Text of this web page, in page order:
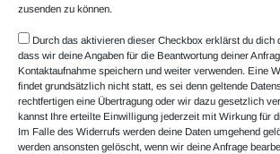
zusenden zu können.
Durch das aktivieren dieser Checkbox erklärst du dich
dass wir deine Angaben für die Beantwortung deiner
Kontaktaufnahme speichern und weiter verwenden. Eine
findet grundsätzlich nicht statt, es sei denn geltende
rechtfertigen eine Übertragung oder wir dazu gesetzlich
kannst Ihre erteilte Einwilligung jederzeit mit Wirkung für
Im Falle des Widerrufs werden deine Daten umgehend
werden ansonsten gelöscht, wenn wir deine Anfrage